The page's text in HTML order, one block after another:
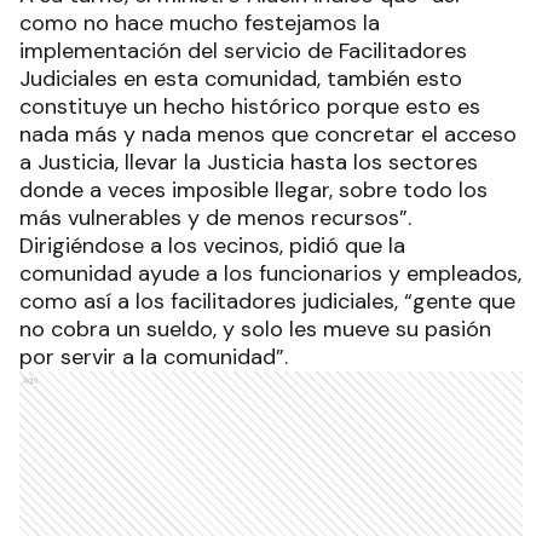
como no hace mucho festejamos la
implementación del servicio de Facilitadores
Judiciales en esta comunidad, también esto
constituye un hecho histórico porque esto es
nada más y nada menos que concretar el acceso
a Justicia, llevar la Justicia hasta los sectores
donde a veces imposible llegar, sobre todo los
más vulnerables y de menos recursos”.
Dirigiéndose a los vecinos, pidió que la
comunidad ayude a los funcionarios y empleados,
como así a los facilitadores judiciales, “gente que
no cobra un sueldo, y solo les mueve su pasión
por servir a la comunidad”.
Ads